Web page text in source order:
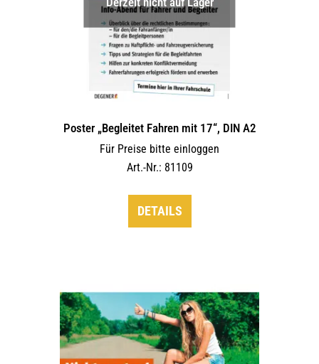
Poster „Begleitet Fahren mit 17“, DIN A2
Für Preise bitte einloggen
Art.-Nr.: 81109
DETAILS